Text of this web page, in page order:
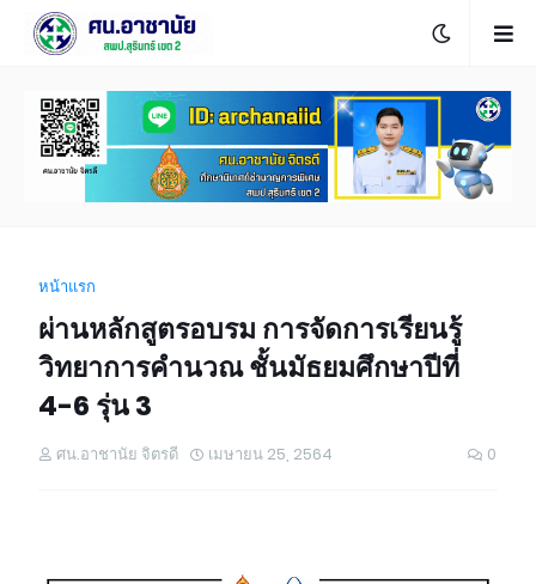
หน้าแรก
ผ่านหลักสูตรอบรม การจัดการเรียนรู้
วิทยาการคำนวณ ชั้นมัธยมศึกษาปีที่
4-6 รุ่น 3
ศน.อาชานัย จิตรดี เมษายน 25, 2564 0